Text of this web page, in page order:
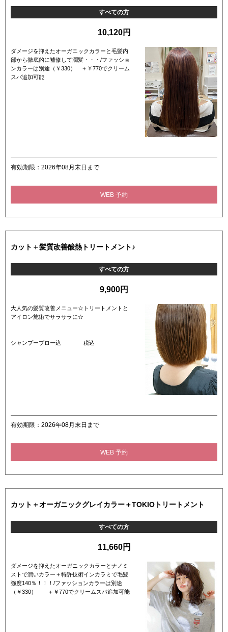
すべての方
10,120円
ダメージを抑えたオーガニックカラーと毛髪内
部から徹底的に補修して潤髪・・・/ファッショ
ンカラーは別途（￥330） ＋￥770でクリーム
スパ追加可能
有効期限：2026年08月末日まで
WEB 予約
カット＋髪質改善酸熱トリートメント♪
すべての方
9,900円
大人気の髪質改善メニュー☆トリートメントと
アイロン施術でサラサラに☆
シャンプーブロー込 税込
有効期限：2026年08月末日まで
WEB 予約
カット＋オーガニックグレイカラー＋TOKIOトリートメント
すべての方
11,660円
ダメージを抑えたオーガニックカラーとナノミ
ストで潤いカラー＋特許技術インカラミで毛髪
強度140％！！！/ファッションカラーは別途
（￥330） ＋￥770でクリームスパ追加可能